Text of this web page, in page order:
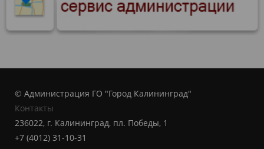
© Администрация ГО "Город Калининград"
Контакты
236022, г. Калининград, пл. Победы, 1
+7 (4012) 31-10-31